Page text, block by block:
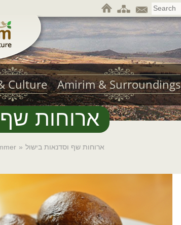
Culture Amirim & Surroundings
ארוחות
» ארוחות שף וסדנאות בישול